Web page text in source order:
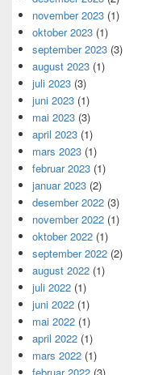
november 2023 (1)
oktober 2023 (1)
september 2023 (3)
august 2023 (1)
juli 2023 (3)
juni 2023 (1)
mai 2023 (3)
april 2023 (1)
mars 2023 (1)
februar 2023 (1)
januar 2023 (2)
desember 2022 (3)
november 2022 (1)
oktober 2022 (1)
september 2022 (2)
august 2022 (1)
juli 2022 (1)
juni 2022 (1)
mai 2022 (1)
april 2022 (1)
mars 2022 (1)